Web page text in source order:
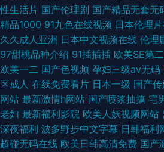
性生活片 国产伦理剧 国产精品无套无
精品1000 91九色在线视频 日本伦理
久久成人亚洲 日本中文视频在线 伦理
97甜桃品种介绍 91插插插 欧美SE第
欧美一二 国产色视频 孕妇三级av无码
区成人 在线免费看片 日本一级 国产
网站 最新激情h网站 国产喷浆抽搐 宅
老妇 最新福利影院 欧美人妖视频网站
深夜福利 波多野步中文字幕 日韩福利
超碰无码在线 欧美日韩高清免费 国产